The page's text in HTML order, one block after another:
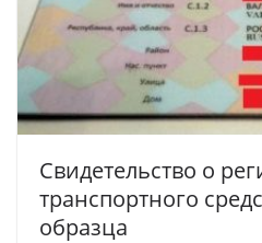
Свидетельство о
транспортного
образца